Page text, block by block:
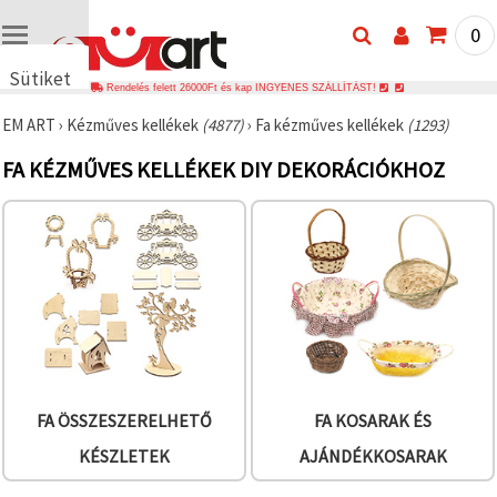
Sütiket
🍪 Cookie-
hasonló
használunk
annak
érdekében,
biztosítsuk
a weboldal
megfelelő
működését,
javítsuk az
és az Ön
0
Rendelés felett 26000Ft és kap INGYENES SZÁLLÍTÁST!
EM ART › Kézműves kellékek (4877)› Fa kézműves kellékek (1293)
FA KÉZMŰVES KELLÉKEK DIY DEKORÁCIÓKHOZ
FA ÖSSZESZERELHETŐ
KÉSZLETEK
FA KOSARAK ÉS
AJÁNDÉKKOSARAK